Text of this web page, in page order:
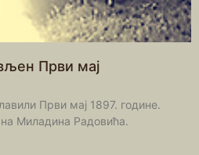
Први мај
Први мај 1897. године.
Миладина Радовића.